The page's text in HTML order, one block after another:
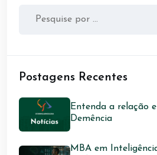
Postagens Recentes
Entenda a relação
Demência
MBA em